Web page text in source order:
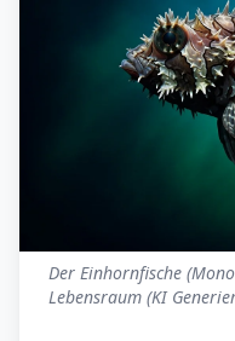
Der Einhornfische
Lebensraum (KI